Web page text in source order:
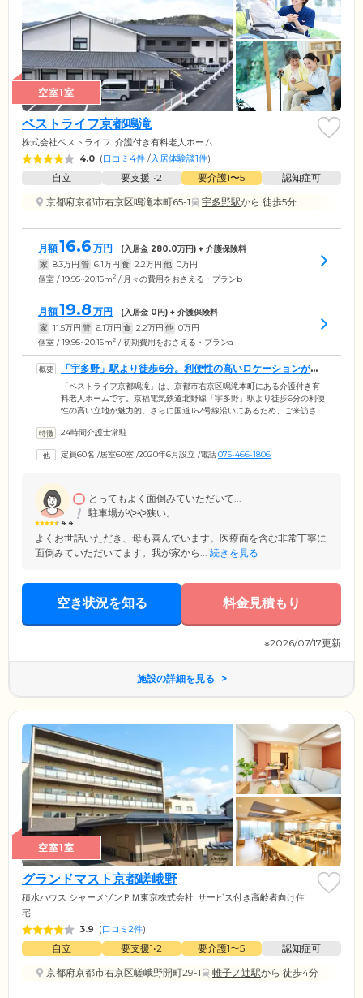
空室1室
ベストライフ京都鳴滝
株式会社ベストライフ 介護付き有料老人ホーム
4.0 (口コミ4件 /入居体験談1件)
自立 要支援1•2 要介護1〜5
認知症可
京都府京都市右京区鳴滝本町65-1
宇多野駅から 徒歩5分
月額16.6 万円 (入居金 280.0万円) + 介護保険料
家 8.3万円 管 6.1万円 食 2.2万円 他 0万円
個室 / 19.95~20.15m2 / 月々の費用をおさえる・プランb
月額19.8 万円 (入居金 0円) + 介護保険料
家 11.5万円 管 6.1万円 食 2.2万円 他 0万円
個室 / 19.95~20.15m2 / 初期費用をおさえる・プランa
「宇多野」駅より徒歩6分。利便性の高いロケーションが魅
力です
「ベストライフ京都鳴滝」は、京都市右京区鳴滝本町にある介護付き有
料老人ホームです。京福電気鉄道北野線「宇多野」駅より徒歩6分の利便
性の高い立地が魅力的。さらに国道162号線沿いにあるため、ご来訪され
ます。当ホームでは、ご入居のみなさまの生活の拠点となるお部屋を全
ることなく、家族水入らずの時間をお過ごしいただけます。みなさまと
24時間介護士常駐
定員60名 /居室60室 /2020年6月設立 /電話075-466-1806
4.4
とってもよく面倒みていただいて...
駐車場がやや狭い。
よくお世話いただき、母も喜んでいます。医療面を含む非常丁寧に
面倒みていただいてます。我が家から... 続きを見る
空き状況を知る 料金見積もり
※2026/07/17更新
施設の詳細を見る
空室1室
グランドマスト京都嵯峨野
積水ハウス シャーメゾンＰＭ東京株式会社 サービス付き高齢者向け住
宅
3.9 (口コミ2件)
自立 要支援1•2 要介護1〜5
認知症可
京都府京都市右京区嵯峨野開町29-1
帷子ノ辻駅から 徒歩4分